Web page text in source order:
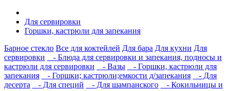
Для сервировки
Горшки, кастрюли для запекания
Барное стекло Все для коктейлей Для бара Для кухни Для
сервировки
- Блюда для сервировки и запекания, подносы и
кастрюли для сервировки
- Вазы
- Горшки, кастрюли для
запекания
- Горшки; кастрюли;емкости д/запекания
- Для
десерта
- Для специй - Для шампанского
- Кокильницы и